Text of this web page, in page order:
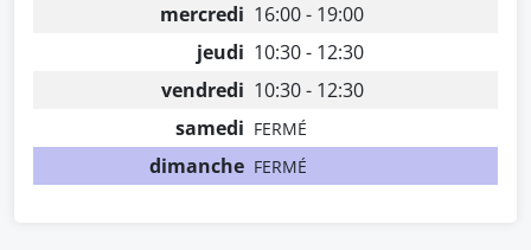
mercredi 16:00 - 19:00
jeudi 10:30 - 12:30
vendredi 10:30 - 12:30
samedi FERMÉ
dimanche FERMÉ